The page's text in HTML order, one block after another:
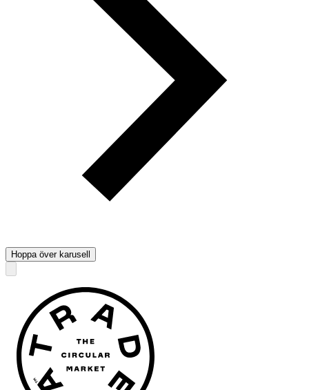
Hoppa över karusell